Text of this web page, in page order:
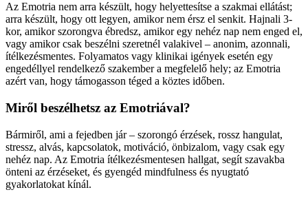
Az Emotria nem arra készült, hogy helyettesítse a szakmai ellátást;
arra készült, hogy ott legyen, amikor nem érsz el senkit. Hajnali 3-
kor, amikor szorongva ébredsz, amikor egy nehéz nap nem enged el,
vagy amikor csak beszélni szeretnél valakivel – anonim, azonnali,
ítélkezésmentes. Folyamatos vagy klinikai igények esetén egy
engedéllyel rendelkező szakember a megfelelő hely; az Emotria
azért van, hogy támogasson téged a köztes időben.
Miről beszélhetsz az Emotriával?
Bármiről, ami a fejedben jár – szorongó érzések, rossz hangulat,
stressz, alvás, kapcsolatok, motiváció, önbizalom, vagy csak egy
nehéz nap. Az Emotria ítélkezésmentesen hallgat, segít szavakba
önteni az érzéseket, és gyengéd mindfulness és nyugtató
gyakorlatokat kínál.